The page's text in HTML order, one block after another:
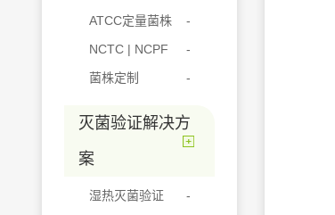
ATCC定量菌株
NCTC | NCPF
菌株定制
灭菌验证解决方
案
湿热灭菌验证